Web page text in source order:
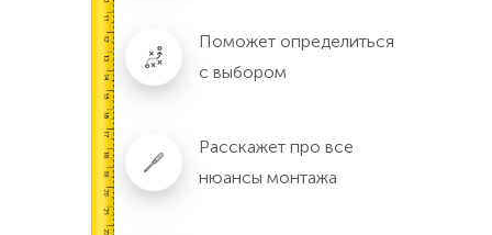
Поможет определиться
с выбором
Расскажет про все
нюансы монтажа